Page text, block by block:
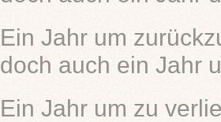
Ein Jahr um
doch auch ein Jahr
Ein Jahr um zu